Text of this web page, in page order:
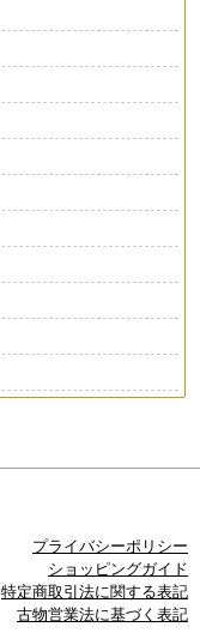
プライバシーポリシー
ショッピングガイド
特定商取引法に関する表記
古物営業法に基づく表記